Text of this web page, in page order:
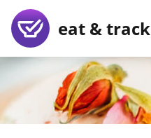
eat & track